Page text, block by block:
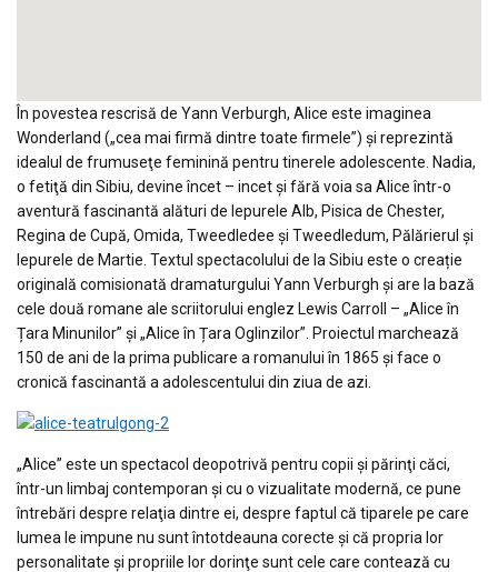
În povestea rescrisă de Yann Verburgh, Alice este imaginea
Wonderland („cea mai firmă dintre toate firmele”) şi reprezintă
idealul de frumuseţe feminină pentru tinerele adolescente. Nadia,
o fetiţă din Sibiu, devine încet – incet și fără voia sa Alice într-o
aventură fascinantă alături de Iepurele Alb, Pisica de Chester,
Regina de Cupă, Omida, Tweedledee şi Tweedledum, Pălărierul şi
Iepurele de Martie. Textul spectacolului de la Sibiu este o creație
originală comisionată dramaturgului Yann Verburgh și are la bază
cele două romane ale scriitorului englez Lewis Carroll – „Alice în
Țara Minunilor” și „Alice în Țara Oglinzilor”. Proiectul marchează
150 de ani de la prima publicare a romanului în 1865 și face o
cronică fascinantă a adolescentului din ziua de azi.
„Alice” este un spectacol deopotrivă pentru copii şi părinţi căci,
într-un limbaj contemporan şi cu o vizualitate modernă, ce pune
întrebări despre relaţia dintre ei, despre faptul că tiparele pe care
lumea le impune nu sunt întotdeauna corecte şi că propria lor
personalitate şi propriile lor dorinţe sunt cele care contează cu